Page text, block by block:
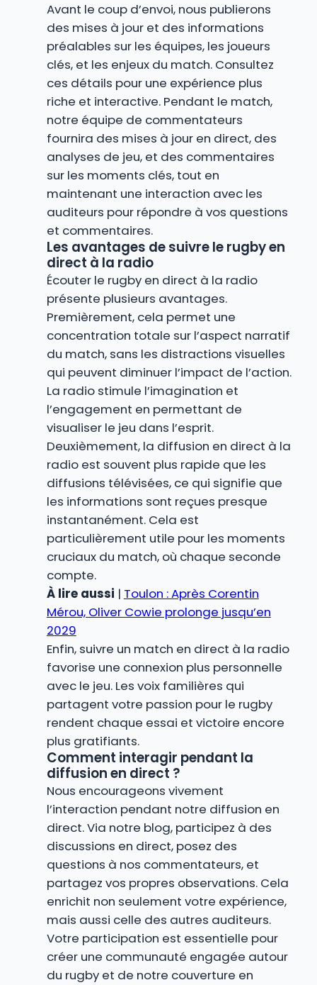
Avant le coup d’envoi, nous publierons
des mises à jour et des informations
préalables sur les équipes, les joueurs
clés, et les enjeux du match. Consultez
ces détails pour une expérience plus
riche et interactive. Pendant le match,
notre équipe de commentateurs
fournira des mises à jour en direct, des
analyses de jeu, et des commentaires
sur les moments clés, tout en
maintenant une interaction avec les
auditeurs pour répondre à vos questions
et commentaires.
Les avantages de suivre le rugby en
direct à la radio
Écouter le rugby en direct à la radio
présente plusieurs avantages.
Premièrement, cela permet une
concentration totale sur l’aspect narratif
du match, sans les distractions visuelles
qui peuvent diminuer l’impact de l’action.
La radio stimule l’imagination et
l’engagement en permettant de
visualiser le jeu dans l’esprit.
Deuxièmement, la diffusion en direct à la
radio est souvent plus rapide que les
diffusions télévisées, ce qui signifie que
les informations sont reçues presque
instantanément. Cela est
particulièrement utile pour les moments
cruciaux du match, où chaque seconde
compte.
À lire aussi | Toulon : Après Corentin
Mérou, Oliver Cowie prolonge jusqu’en
2029
Enfin, suivre un match en direct à la radio
favorise une connexion plus personnelle
avec le jeu. Les voix familières qui
partagent votre passion pour le rugby
rendent chaque essai et victoire encore
plus gratifiants.
Comment interagir pendant la
diffusion en direct ?
Nous encourageons vivement
l’interaction pendant notre diffusion en
direct. Via notre blog, participez à des
discussions en direct, posez des
questions à nos commentateurs, et
partagez vos propres observations. Cela
enrichit non seulement votre expérience,
mais aussi celle des autres auditeurs.
Votre participation est essentielle pour
créer une communauté engagée autour
du rugby et de notre couverture en